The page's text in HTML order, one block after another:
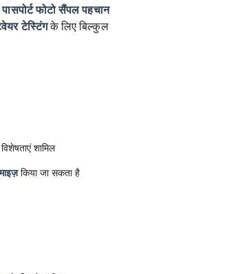
पासपोर्ट फोटो सैंपल पहचान
टेस्टिंगके लिए बिल्कुल
शामिल
किया जा सकता है